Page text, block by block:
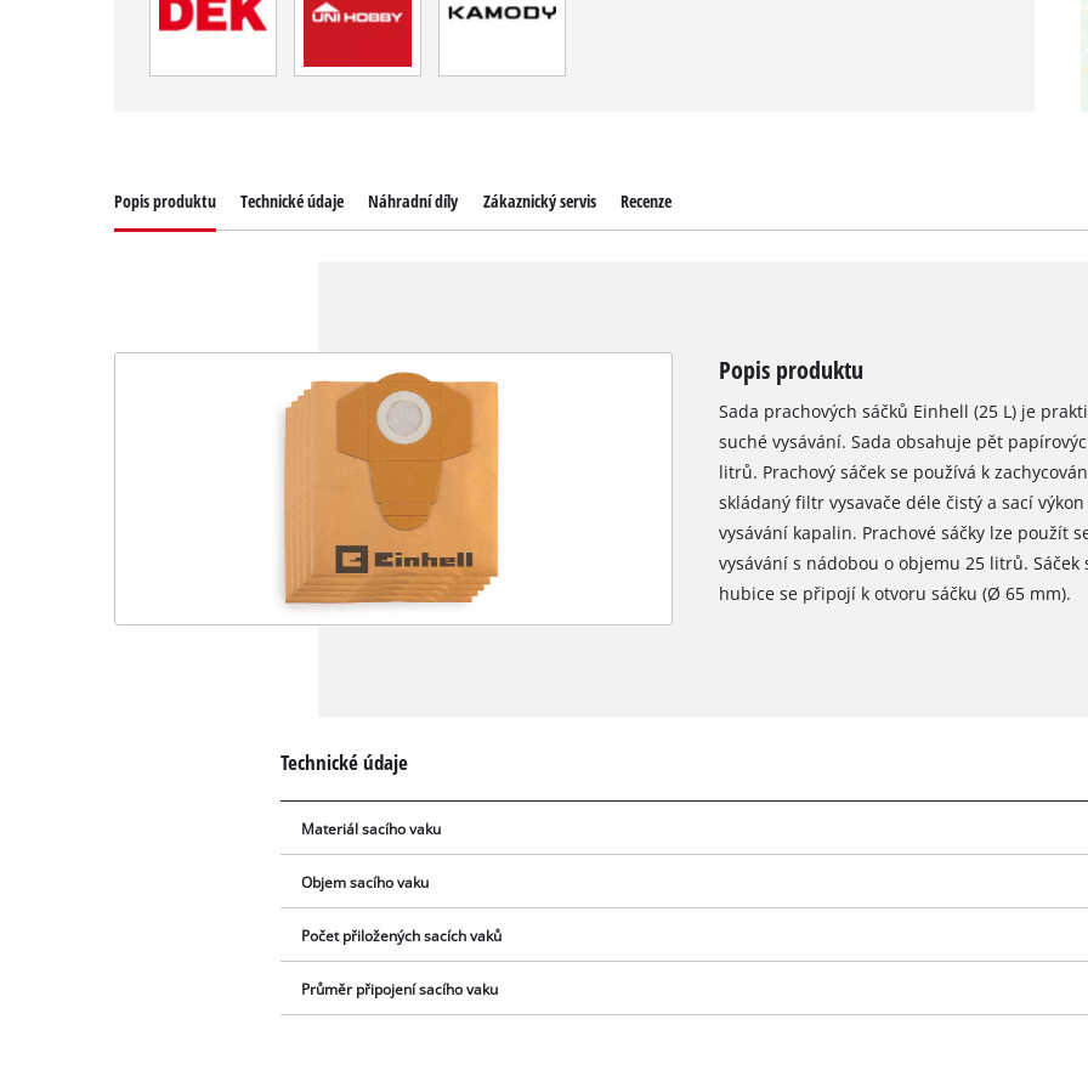
Popis produktu Technické údaje Náhradní díly Zákaznický servis Recenze
Popis produktu
Sada prachových sáčků Einhell (25 L) je
suché vysávání. Sada obsahuje pět
litrů. Prachový sáček se používá k
skládaný filtr vysavače déle čistý a sací
vysávání kapalin. Prachové sáčky lze použít
vysávání s nádobou o objemu 25 litrů.
hubice se připojí k otvoru sáčku (Ø 65 mm).
Technické údaje
Materiál sacího vaku
Objem sacího vaku
Počet přiložených sacích vaků
Průměr připojení sacího vaku